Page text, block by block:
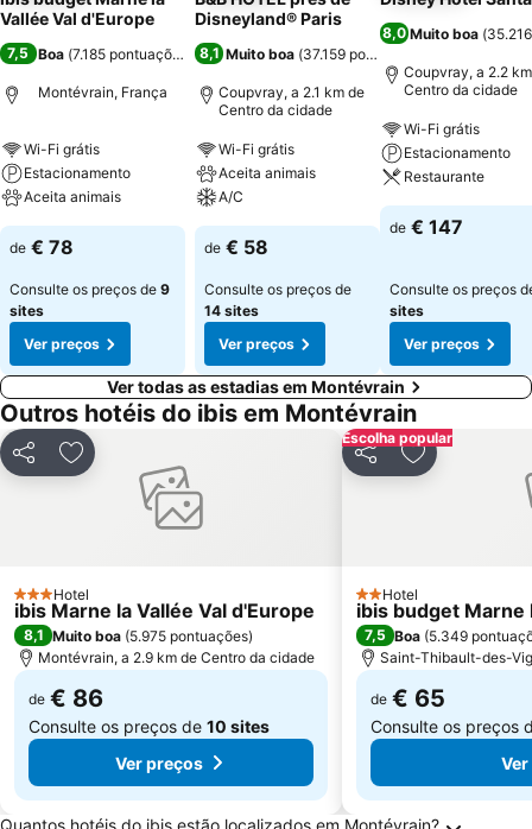
Vallée Val d'Europe
7,5 Boa (7.185 pontuações
Montévrain, França
Wi-Fi grátis
Estacionamento
Aceita animais
de € 78
Consulte os preços de 9
sites
Ver preços
Disneyland® Paris
8,1 Muito boa (37.159 pontuações
Coupvray, a 2.1 km de
Centro da cidade
Wi-Fi grátis
Aceita animais
A/C
de € 58
Consulte os preços de
14 sites
Ver preços
8,0 Muito boa (
Coupvray, a 2.2
Centro da cidade
Wi-Fi grátis
Estacionamento
Restaurante
de € 147
Consulte os preços
sites
Ver preços
Ver todas as estadias em Montévrain
Outros hotéis do ibis em Montévrain
PartilharAdicionar aos favoritos
3 Estrelas
Hotel
ibis Marne la Vallée Val d'Europe
8,1 Muito boa (5.975 pontuações)
Montévrain, a 2.9 km de Centro da cidade
de € 86
Consulte os preços de 10 sites
Ver preços
Escolha popular
PartilharAdicionar
2 Estrelas
Hotel
ibis budget Marne
7,5 Boa (5.349
Saint-Thibault-des-
de € 65
Consulte os preços
Quantos hotéis do ibis estão localizados em Montévrain?